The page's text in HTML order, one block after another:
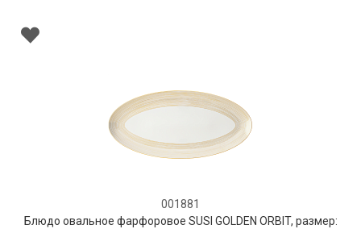
001881
Блюдо овальное фарфоровое SUSI GOLDEN ORBIT, размер: